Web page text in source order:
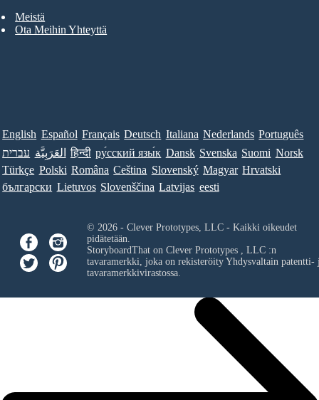
Meistä
Ota Meihin Yhteyttä
English Español Français Deutsch Italiana Nederlands Português
עברית العَرَبِيَّة हिन्दी ру́сский язы́к Dansk Svenska Suomi Norsk
Türkçe Polski Româna Ceština Slovenský Magyar Hrvatski
български Lietuvos Slovenščina Latvijas eesti
© 2026 - Clever Prototypes, LLC - Kaikki oikeudet
pidätetään.
StoryboardThat on Clever Prototypes , LLC:n
tavaramerkki, joka on rekisteröity Yhdysvaltain patentti-
tavaramerkkivirastossa.